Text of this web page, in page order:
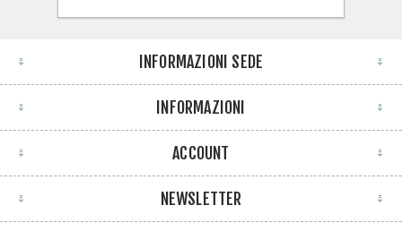
INFORMAZIONI SEDE
INFORMAZIONI
ACCOUNT
NEWSLETTER